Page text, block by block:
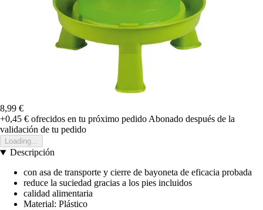
8,99 €
+0,45 € ofrecidos en tu próximo pedidoAbonado después de la
validación de tu pedido
Loading...
Descripción
con asa de transporte y cierre de bayoneta de eficacia probada
reduce la suciedad gracias a los pies incluidos
calidad alimentaria
Material: Plástico